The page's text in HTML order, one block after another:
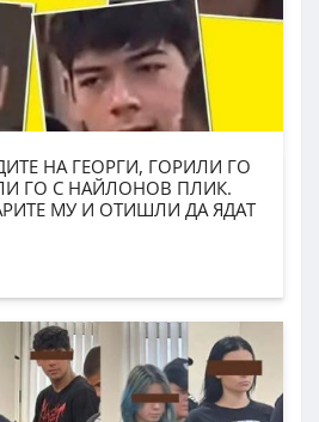
НА ГЕОРГИ, ГОРИЛИ ГО
ГО С НАЙЛОНОВ ПЛИК.
МУ И ОТИШЛИ ДА ЯДАТ